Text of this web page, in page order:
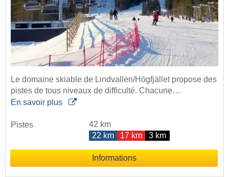
Le domaine skiable de Lindvallen/Högfjället propose des
pistes de tous niveaux de difficulté. Chacune…
En savoir plus
Pistes
42 km
22 km
17 km 3 km
Informations